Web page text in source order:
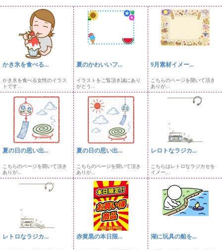
かき氷を食べる...
かき氷を食べる女性のイラス
トです...
夏のかわいいフ...
イラストをご覧頂き誠にあり
がとう...
9月素材イメー...
こちらのページを開いて頂き
ありが...
夏の日の思い出...
こちらのページを開いて頂き
ありが...
夏の日の思い出...
こちらのページを開いて頂き
ありが...
レロトなラジカ...
こちらはレトロなラジカセを
イメー...
レトロなラジカ... 赤黄黒の本日限... 湖に玩具の船を...